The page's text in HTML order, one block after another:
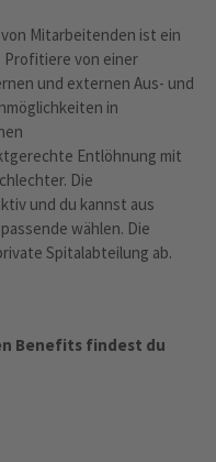
Mitarbeitenden ist ein
von einer
und externen Aus- und
in
Entlöhnung mit
Die
und du kannst aus
wählen. Die
Spitalabteilung ab.
Benefits findest du